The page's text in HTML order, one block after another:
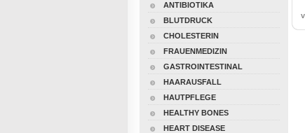
ANTIBIOTIKA
BLUTDRUCK
CHOLESTERIN
FRAUENMEDIZIN
GASTROINTESTINAL
HAARAUSFALL
HAUTPFLEGE
HEALTHY BONES
HEART DISEASE